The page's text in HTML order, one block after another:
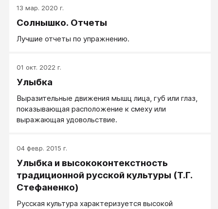
каждое утро начинается именно с этого: "Где наша
улыбка?"
13 мар. 2020 г.
Солнышко. Отчеты
Лучшие отчеты по упражнению.
01 окт. 2022 г.
Улыбка
Выразительные движения мышц лица, губ или глаз,
показывающая расположение к смеху или
выражающая удовольствие.
04 февр. 2015 г.
Улыбка и высококонтекстность
традиционной русской культуры (Т.Г.
Стефаненко)
Русская культура характеризуется высокой